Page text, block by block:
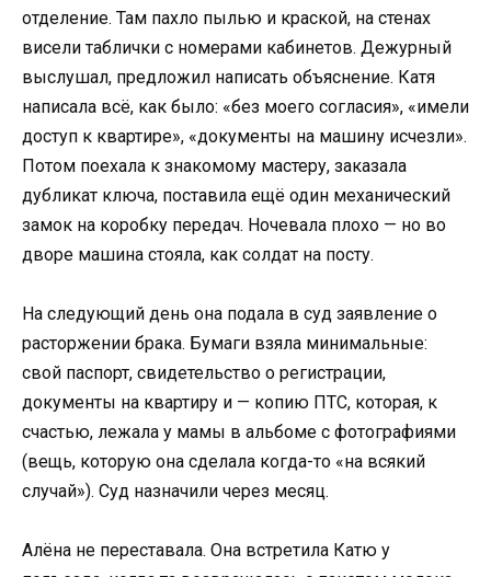
отделение. Там пахло пылью и краской, на стенах
висели таблички с номерами кабинетов. Дежурный
выслушал, предложил написать объяснение. Катя
написала всё, как было: «без моего согласия», «имели
доступ к квартире», «документы на машину исчезли».
Потом поехала к знакомому мастеру, заказала
дубликат ключа, поставила ещё один механический
замок на коробку передач. Ночевала плохо — но во
дворе машина стояла, как солдат на посту.
На следующий день она подала в суд заявление о
расторжении брака. Бумаги взяла минимальные:
свой паспорт, свидетельство о регистрации,
документы на квартиру и — копию ПТС, которая, к
счастью, лежала у мамы в альбоме с фотографиями
(вещь, которую она сделала когда-то «на всякий
случай»). Суд назначили через месяц.
Алёна не переставала. Она встретила Катю у